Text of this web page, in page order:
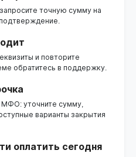
точную сумму на
и повторите
обратитесь в поддержку.
МФО: уточните сумму,
варианты закрытия
оплатить сегодня